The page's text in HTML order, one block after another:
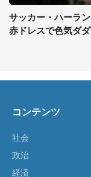
サッカー・ハーラ
赤ドレスで色気ダ
コンテンツ
社会
政治
経済